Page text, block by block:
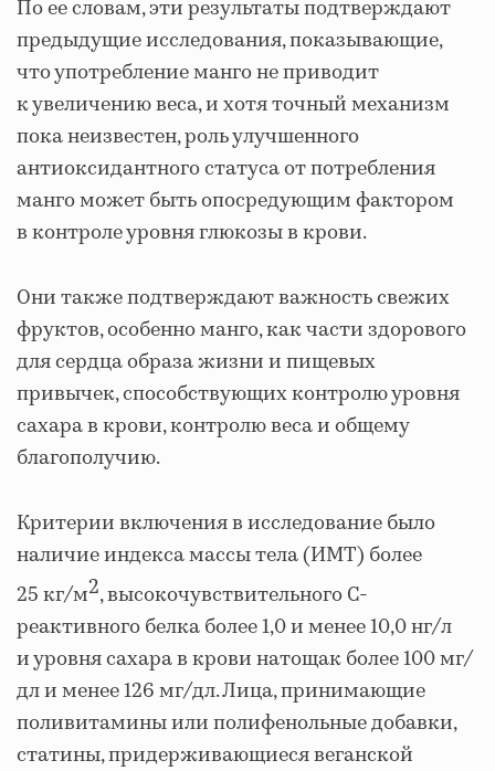
По ее словам, эти результаты подтверждают
предыдущие исследования, показывающие,
что употребление манго не приводит
к увеличению веса, и хотя точный механизм
пока неизвестен, роль улучшенного
антиоксидантного статуса от потребления
манго может быть опосредующим фактором
в контроле уровня глюкозы в крови.
Они также подтверждают важность свежих
фруктов, особенно манго, как части здорового
для сердца образа жизни и пищевых
привычек, способствующих контролю уровня
сахара в крови, контролю веса и общему
благополучию.
Критерии включения в исследование было
наличие индекса массы тела (ИМТ) более
25 кг/м2, высокочувствительного С-
реактивного белка более 1,0 и менее 10,0 нг/л
и уровня сахара в крови натощак более 100 мг/
дл и менее 126 мг/дл. Лица, принимающие
поливитамины или полифенольные добавки,
статины, придерживающиеся веганской